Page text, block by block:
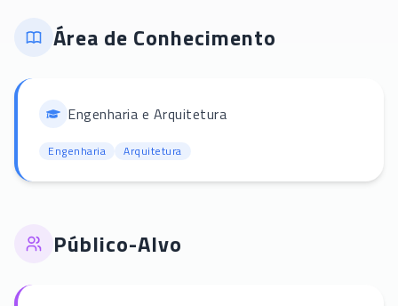
Área de Conhecimento
Engenharia e Arquitetura
Engenharia Arquitetura
Público-Alvo